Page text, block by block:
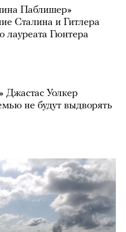
Паблишер»
Сталина и Гитлера
лауреата Гюнтера
Джастас Уолкер
не будут выдворять